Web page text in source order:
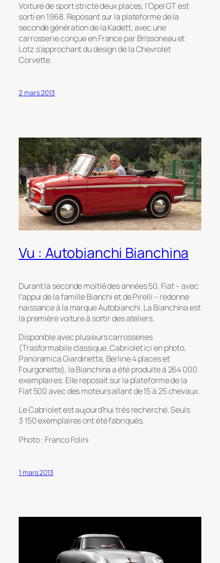
Voiture de sport stricte deux places, l’Opel GT est
sorti en 1968. Reposant sur la plateforme de la
seconde génération de la Kadett, avec une
carrosserie conçue en France par Brissoneau et
Lotz s’approchant du design de la Chevrolet
Corvette.
2 mars 2013
Vu : Autobianchi Bianchina
Durant la seconde moitié des années 50, Fiat – avec
l’appui de la famille Bianchi et de Pirelli – redonne
naissance à la marque Autobianchi. La Bianchina est
la première voiture à sortir des ateliers.
Disponible avec plusieurs carrosseries
(Trasformabile classique, Cabriolet ici en photo,
Panoramica Giardinetta, Berline 4 places et
Fourgonette), la Bianchina a été produite à 264 000
exemplaires. Elle reposait sur la plateforme de la
Fiat 500 avec des moteurs allant de 15 à 25 chevaux.
Le Cabriolet est aujourd’hui très recherché. Seuls
3 150 exemplaires ont été fabriqués.
Photo : Franco Folini
1 mars 2013